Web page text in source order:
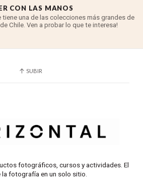
un rendimiento de
y preciso.
el destello de la lente y
el elemento de la lente frontal.
CON LAS MANOS
tiene una de las colecciones más grandes de
Chile. Ven a probar lo que te interesa!
SUBIR
fotográficos, cursos y actividades. El
la fotografía en un solo sitio.